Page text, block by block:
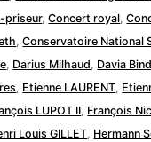
priseur,Concert royal,
,Conservatoire National
, Darius Milhaud, Davia
, Etienne LAURENT,
LUPOT II, François
Louis GILLET, Hermann